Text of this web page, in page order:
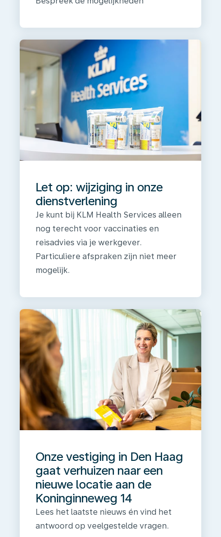
Let op: wijziging in onze
dienstverlening
Je kunt bij KLM Health Services alleen
nog terecht voor vaccinaties en
reisadvies via je werkgever.
Particuliere afspraken zijn niet meer
mogelijk.
Onze vestiging in Den Haag
gaat verhuizen naar een
nieuwe locatie aan de
Koninginneweg 14
Lees het laatste nieuws én vind het
antwoord op veelgestelde vragen.